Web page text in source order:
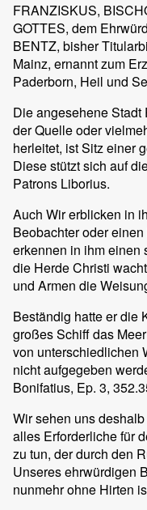
FRANZISKUS,
GOTTES, dem
BENTZ, bisher
Mainz, ernannt zum
Paderborn, Heil und
Die angesehene
der Quelle oder
herleitet, ist Sitz einer
Diese stützt sich auf
Patrons Liborius.
Auch Wir erblicken in
Beobachter oder
erkennen in ihm einen
die Herde Christi
und Armen die
Beständig hatte er die
großes Schiff das
von unterschiedlichen
nicht aufgegeben
Bonifatius, Ep. 3,
Wir sehen uns
alles Erforderliche für
zu tun, der durch den
Unseres ehrwürdigen
nunmehr ohne Hirten